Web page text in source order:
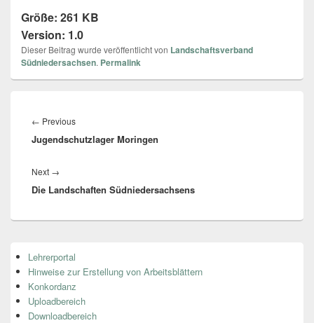
Größe: 261 KB
Version: 1.0
Dieser Beitrag wurde veröffentlicht von Landschaftsverband
Südniedersachsen. Permalink
← Previous
post:
Jugendschutzlager Moringen
Next →
post:
Die Landschaften Südniedersachsens
Seitenleisten
Widget-
Bereich
Lehrerportal
Hinweise zur Erstellung von Arbeitsblättern
Konkordanz
Uploadbereich
Downloadbereich